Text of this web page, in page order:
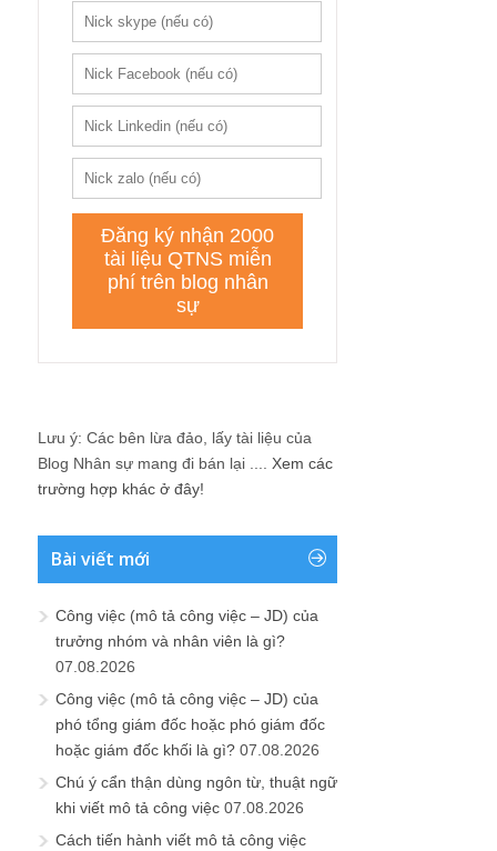
Lưu ý: Các bên lừa đảo, lấy tài liệu của
Blog Nhân sự mang đi bán lại .... Xem các
trường hợp khác ở đây!
Bài viết mới
Công việc (mô tả công việc – JD) của
trưởng nhóm và nhân viên là gì?
07.08.2026
Công việc (mô tả công việc – JD) của
phó tổng giám đốc hoặc phó giám đốc
hoặc giám đốc khối là gì? 07.08.2026
Chú ý cẩn thận dùng ngôn từ, thuật ngữ
khi viết mô tả công việc 07.08.2026
Cách tiến hành viết mô tả công việc